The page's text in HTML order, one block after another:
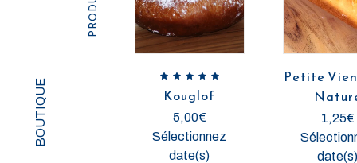
BOUTIQUE Kouglof
5,00€
Sélectionnez
date(s)
Petite
1,25€
date(s)